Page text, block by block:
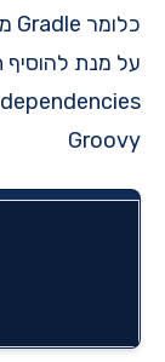
כלומר Gradle מגרסה 5 ומעלה.
dependencies.
Groovy